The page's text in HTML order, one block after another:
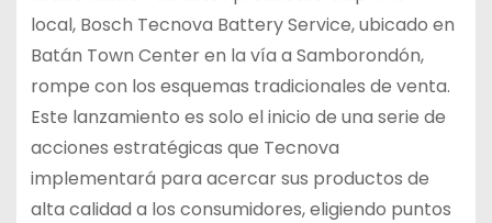
local, Bosch Tecnova Battery Service, ubicado en
Batán Town Center en la vía a Samborondón,
rompe con los esquemas tradicionales de venta.
Este lanzamiento es solo el inicio de una serie de
acciones estratégicas que Tecnova
implementará para acercar sus productos de
alta calidad a los consumidores, eligiendo puntos